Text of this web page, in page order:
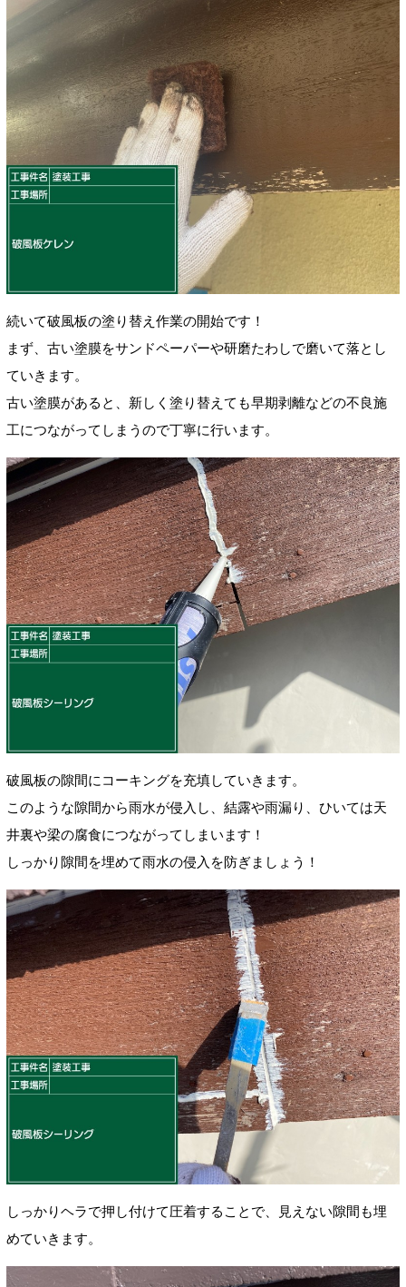
続いて破風板の塗り替え作業の開始です！
まず、古い塗膜をサンドペーパーや研磨たわしで磨いて落とし
ていきます。
古い塗膜があると、新しく塗り替えても早期剥離などの不良施
工につながってしまうので丁寧に行います。
破風板の隙間にコーキングを充填していきます。
このような隙間から雨水が侵入し、結露や雨漏り、ひいては天
井裏や梁の腐食につながってしまいます！
しっかり隙間を埋めて雨水の侵入を防ぎましょう！
しっかりヘラで押し付けて圧着することで、見えない隙間も埋
めていきます。